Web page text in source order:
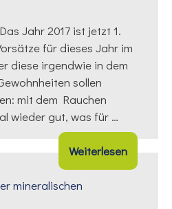
Jahr 2017 ist jetzt 1.
für dieses Jahr im
diese irgendwie in dem
sollen
mit dem Rauchen
wieder gut, was für …
Weiterlesen